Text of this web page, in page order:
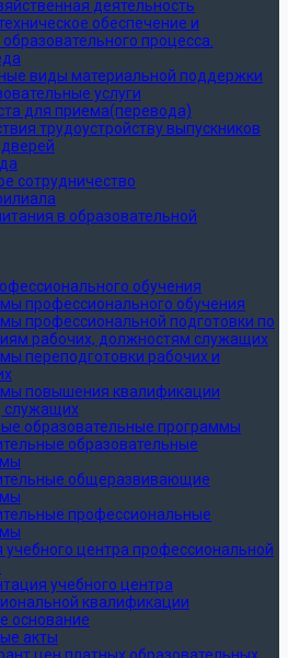
деятельность
обеспечение и
процесса.
виды материальной поддержки
услуги
для приема(перевода)
трудоустройству выпускников
сотрудничество
в образовательной
обучения
профессионального обучения
профессиональной подготовки по
рабочих, должностям служащих
переподготовки рабочих и
повышения квалификации
служащих
образовательные программы
образовательные
общеразвивающие
профессиональные
центра профессиональной
учебного центра
квалификации
основание
акты